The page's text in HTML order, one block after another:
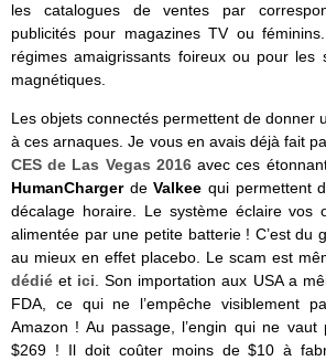
les catalogues de ventes par
publicités pour magazines TV ou
régimes amaigrissants foireux ou pour les
magnétiques.
Les objets connectés permettent de donner
à ces arnaques. Je vous en avais déjà fait
CES de Las Vegas 2016avec ces
HumanChargerdeValkeequi permettent
décalage horaire. Le système éclaire vos
alimentée par une petite batterie ! C’est du
au mieux en effet placebo. Le scam est
dédié et ici. Son importation aux USA a
FDA, ce qui ne l’empêche visiblement
Amazon ! Au passage, l’engin qui ne vaut
$269 ! Il doit coûter moins de $10 à